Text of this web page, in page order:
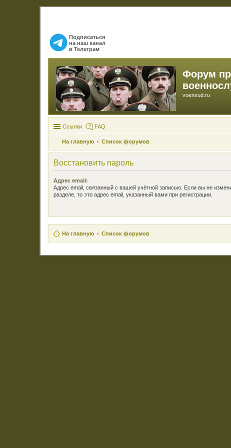
Подписаться
на наш канал
в Телеграм
Форум
voensud.ru
Ссылки FAQ
На главную Список форумов
Восстановить пароль
Адрес email:
Адрес email, связанный с вашей учётной записью. Если вы не
разделе, то это адрес email, указанный вами при регистрации.
На главную Список форумов